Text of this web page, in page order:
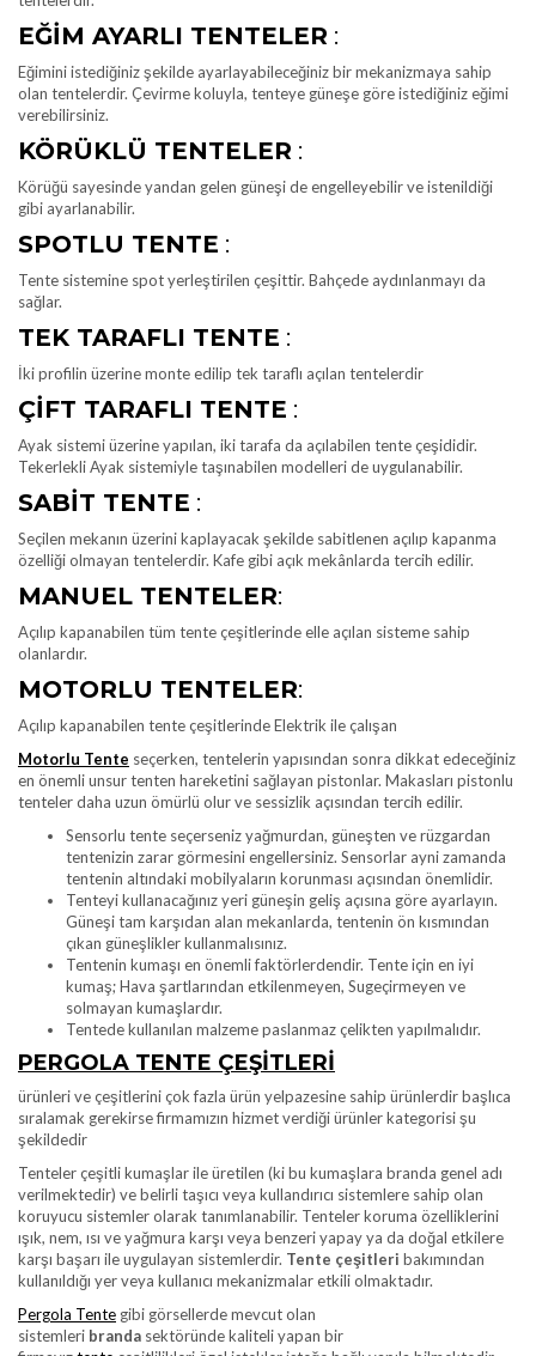
EĞIM AYARLI TENTELER :
Eğimini istediğiniz şekilde ayarlayabileceğiniz bir mekanizmaya sahip
olan tentelerdir. Çevirme koluyla, tenteye güneşe göre istediğiniz eğimi
verebilirsiniz.
KÖRÜKLÜ TENTELER :
Körüğü sayesinde yandan gelen güneşi de engelleyebilir ve istenildiği
gibi ayarlanabilir.
SPOTLU TENTE :
Tente sistemine spot yerleştirilen çeşittir. Bahçede aydınlanmayı da
sağlar.
TEK TARAFLI TENTE :
İki profilin üzerine monte edilip tek taraflı açılan tentelerdir
ÇIFT TARAFLI TENTE :
Ayak sistemi üzerine yapılan, iki tarafa da açılabilen tente çeşididir.
Tekerlekli Ayak sistemiyle taşınabilen modelleri de uygulanabilir.
SABIT TENTE :
Seçilen mekanın üzerini kaplayacak şekilde sabitlenen açılıp kapanma
özelliği olmayan tentelerdir. Kafe gibi açık mekânlarda tercih edilir.
MANUEL TENTELER:
Açılıp kapanabilen tüm tente çeşitlerinde elle açılan sisteme sahip
olanlardır.
MOTORLU TENTELER:
Açılıp kapanabilen tente çeşitlerinde Elektrik ile çalışan
Motorlu Tente seçerken, tentelerin yapısından sonra dikkat edeceğiniz
en önemli unsur tenten hareketini sağlayan pistonlar. Makasları pistonlu
tenteler daha uzun ömürlü olur ve sessizlik açısından tercih edilir.
Sensorlu tente seçerseniz yağmurdan, güneşten ve rüzgardan
tentenizin zarar görmesini engellersiniz. Sensorlar ayni zamanda
tentenin altındaki mobilyaların korunması açısından önemlidir.
Tenteyi kullanacağınız yeri güneşin geliş açısına göre ayarlayın.
Güneşi tam karşıdan alan mekanlarda, tentenin ön kısmından
çıkan güneşlikler kullanmalısınız.
Tentenin kumaşı en önemli faktörlerdendir. Tente için en iyi
kumaş; Hava şartlarından etkilenmeyen, Sugeçirmeyen ve
solmayan kumaşlardır.
Tentede kullanılan malzeme paslanmaz çelikten yapılmalıdır.
PERGOLA TENTE ÇEŞITLERI
ürünleri ve çeşitlerini çok fazla ürün yelpazesine sahip ürünlerdir başlıca
sıralamak gerekirse firmamızın hizmet verdiği ürünler kategorisi şu
şekildedir
Tenteler çeşitli kumaşlar ile üretilen (ki bu kumaşlara branda genel adı
verilmektedir) ve belirli taşıcı veya kullandırıcı sistemlere sahip olan
koruyucu sistemler olarak tanımlanabilir. Tenteler koruma özelliklerini
ışık, nem, ısı ve yağmura karşı veya benzeri yapay ya da doğal etkilere
karşı başarı ile uygulayan sistemlerdir. Tente çeşitleri bakımından
kullanıldığı yer veya kullanıcı mekanizmalar etkili olmaktadır.
Pergola Tente gibi görsellerde mevcut olan
sistemleri branda sektöründe kaliteli yapan bir